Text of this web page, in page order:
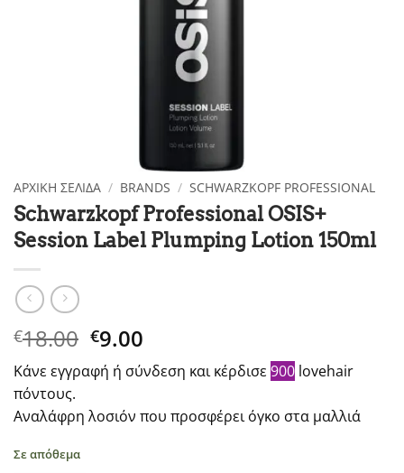
ΑΡΧΙΚΉ ΣΕΛΊΔΑ / BRANDS / SCHWARZKOPF PROFESSIONAL
Schwarzkopf Professional OSIS+
Session Label Plumping Lotion 150ml
€18.00 Original
price
was:
€18.00.
€9.00
τρέχουσα
τιμή
€9.00.
Κάνε εγγραφή ή σύνδεση και κέρδισε 900 lovehair
πόντους.
Αναλάφρη λοσιόν που προσφέρει όγκο στα μαλλιά
Σε απόθεμα